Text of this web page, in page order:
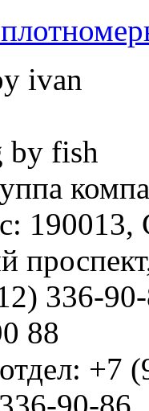
ivan
by fish
190013,
336-
88
+7